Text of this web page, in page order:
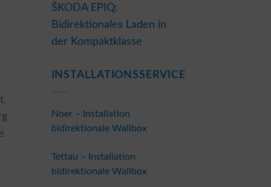
ŠKODA EPIQ:
Bidirektionales Laden in
der Kompaktklasse
INSTALLATIONSSERVICE
Noer – Installation
bidirektionale Wallbox
Tettau – Installation
bidirektionale Wallbox